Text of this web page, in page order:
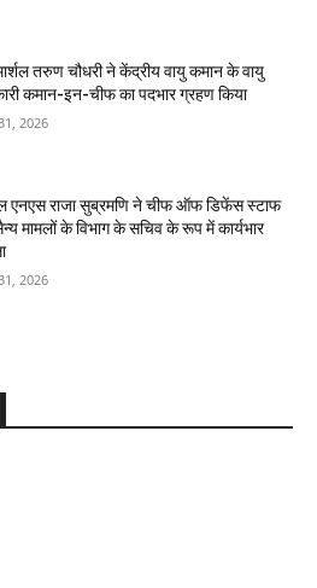
तरुण चौधरी ने केंद्रीय वायु कमान के वायु
कमान-इन-चीफ का पदभार ग्रहण किया
2026
एनएस राजा सुब्रमणि ने चीफ ऑफ डिफेंस स्टाफ
मामलों के विभाग के सचिव के रूप में कार्यभार
2026